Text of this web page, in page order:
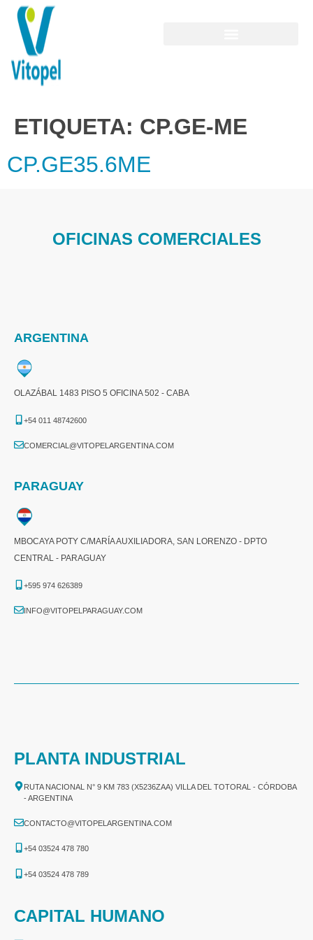
ETIQUETA: CP.GE-ME
CP.GE35.6ME
OFICINAS COMERCIALES
ARGENTINA
OLAZÁBAL 1483 PISO 5 OFICINA 502 - CABA
+54 011 48742600​
COMERCIAL@VITOPELARGENTINA.COM​
PARAGUAY
MBOCAYA POTY C/MARÍA AUXILIADORA, SAN LORENZO - DPTO
CENTRAL - PARAGUAY
+595 974 626389
INFO@VITOPELPARAGUAY.COM
PLANTA INDUSTRIAL
RUTA NACIONAL N° 9 KM 783 (X5236ZAA) VILLA DEL TOTORAL - CÓRDOBA
- ARGENTINA
CONTACTO@VITOPELARGENTINA.COM
+54 03524 478 780​
+54 03524 478 789​
CAPITAL HUMANO